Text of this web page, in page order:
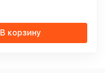
В корзину